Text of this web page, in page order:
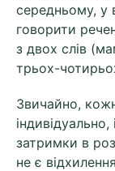
середньому, у
говорити
з двох слів
трьох-
Звичайно,
затримки в
не є